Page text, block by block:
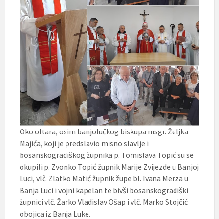
Oko oltara, osim banjolučkog biskupa msgr. Željka
Majića, koji je predslavio misno slavlje i
bosanskogradiškog župnika p. Tomislava Topić su se
okupili p. Zvonko Topić župnik Marije Zvijezde u Banjoj
Luci, vlč. Zlatko Matić župnik župe bl. Ivana Merza u
Banja Luci i vojni kapelan te bivši bosanskogradiški
župnici vlč. Žarko Vladislav Ošap i vlč. Marko Stojčić
obojica iz Banja Luke.